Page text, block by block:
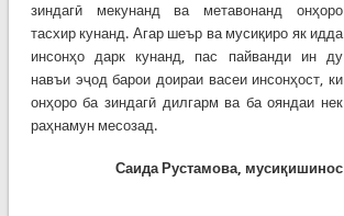
зиндагӣ мекунанд ва метавонанд онҳоро
тасхир кунанд. Агар шеър ва мусиқиро як идда
инсонҳо дарк кунанд, пас пайванди ин ду
навъи эҷод барои доираи васеи инсонҳост, ки
онҳоро ба зиндагӣ дилгарм ва ба ояндаи нек
раҳнамун месозад.
Саида Рустамова, мусиқишинос